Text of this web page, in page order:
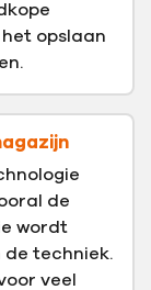
opslaan
de
wordt
de techniek.
veel